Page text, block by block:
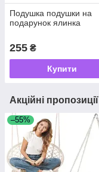
Подушка подушки на
подарунок ялинка
255 ₴
Купити
Акційні
–55%